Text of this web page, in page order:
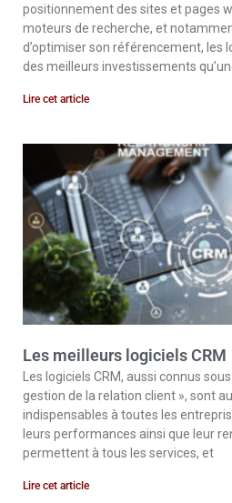
positionnement des sites et pages
moteurs de recherche, et
d’optimiser son référencement, les
des meilleurs investissements
Lire cet article
Les meilleurs logiciels CRM
Les logiciels CRM, aussi connus
gestion de la relation client », sont
indispensables à toutes les
leurs performances ainsi que leur
permettent à tous les services, et
Lire cet article